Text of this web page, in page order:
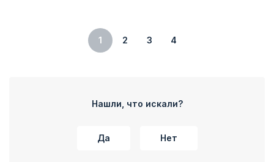
1 2 3 4
Нашли, что искали?
Да Нет